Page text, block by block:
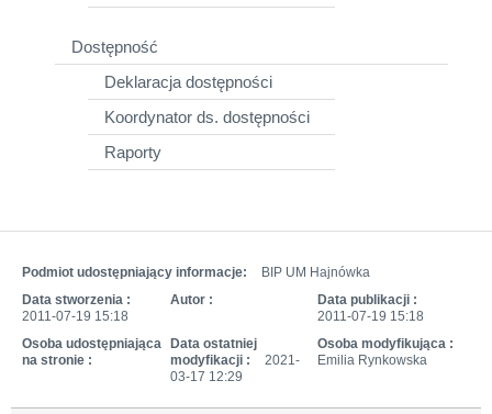
Dostępność
Deklaracja dostępności
Koordynator ds. dostępności
Raporty
Podmiot udostępniający informacje:
BIP UM Hajnówka
Data stworzenia :
2011-07-19 15:18
Autor :
Data publikacji :
2011-07-19 15:18
Osoba udostępniająca
na stronie :
Data ostatniej
modyfikacji :
2021-
03-17 12:29
Osoba modyfikująca :
Emilia Rynkowska